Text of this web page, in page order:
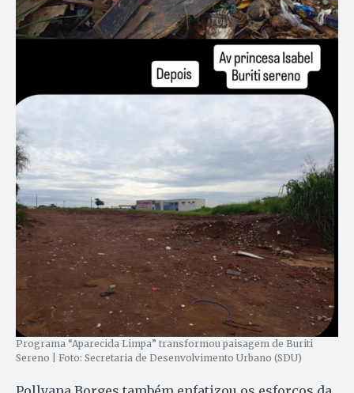
Programa “Aparecida Limpa” transformou paisagem de Buriti
Sereno | Foto: Secretaria de Desenvolvimento Urbano (SDU)